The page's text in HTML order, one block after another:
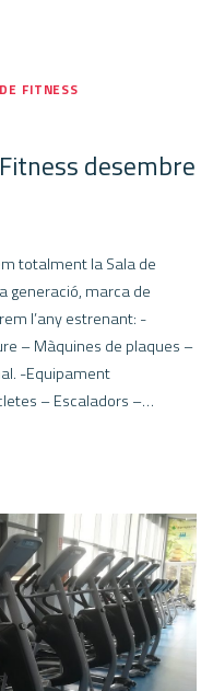
FITNESS
desembre
totalment la Sala de
generació, marca de
l’any estrenant: -
– Màquines de plaques –
-Equipament
– Escaladors –…